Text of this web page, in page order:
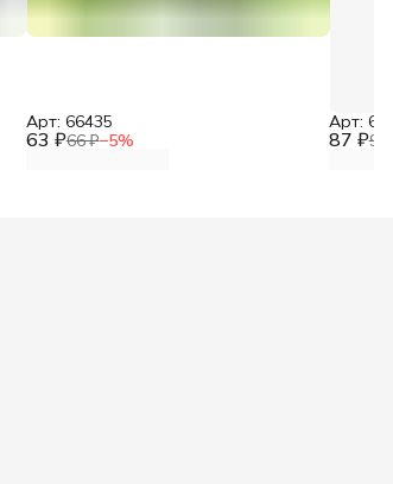
63 ₽66 ₽−5%
Арт: 66435
87 ₽91
Арт: